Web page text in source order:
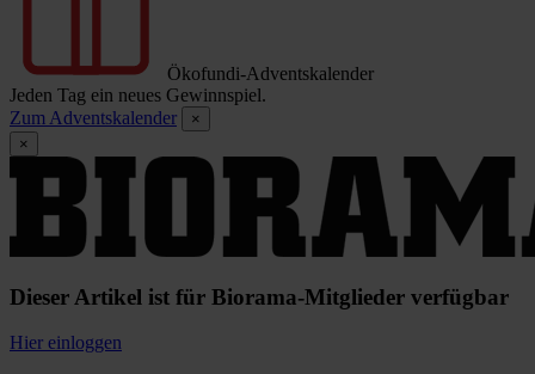
Ökofundi-Adventskalender
Jeden Tag ein neues Gewinnspiel.
Zum Adventskalender
×
×
Dieser Artikel ist für Biorama-Mitglieder verfügbar
Hier einloggen